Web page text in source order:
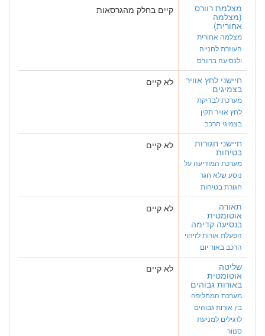
מצלמת רוורס
(מצלמה
אחורית)
מצלמה אחורית
העוזרת לחנייה
ולנסיעה ברוורס
קיים בחלק מהגרסאות
חיישני לחץ אוויר
בצמיגים
מערכת לבדיקת
לחץ אוויר תקין
בצמיגי הרכב
לא קיים
חיישני חגורות
בטיחות
מערכת המודיעה על
נוסע שלא חגר
חגורת בטיחות
לא קיים
תאורה
אוטומטית
בנסיעה קדימה
הפעלת אורות לזיהוי
הרכב באור יום
לא קיים
שליטה
אוטומטית
באורות גבוהים
מערכת המחליפה
בין אורות גבוהים
לרגילים למניעת
סנוור
לא קיים